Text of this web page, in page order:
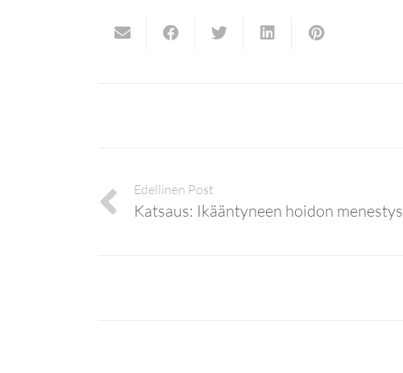
Edellinen Post
Katsaus: Ikääntyneen hoidon menestys